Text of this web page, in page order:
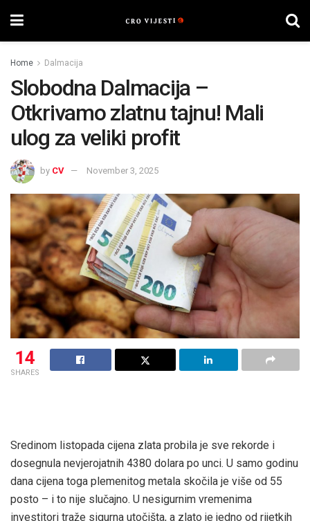
Home Dalmacija
Slobodna Dalmacija –
Otkrivamo zlatnu tajnu! Mali
ulog za veliki profit
by CV November 3, 2025
14
SHARES
Sredinom listopada cijena zlata probila je sve rekorde i
dosegnula nevjerojatnih 4380 dolara po unci. U samo godinu
dana cijena toga plemenitog metala skočila je više od 55
posto – i to nije slučajno. U nesigurnim vremenima
investitori traže sigurna utočišta, a zlato je jedno od rijetkih